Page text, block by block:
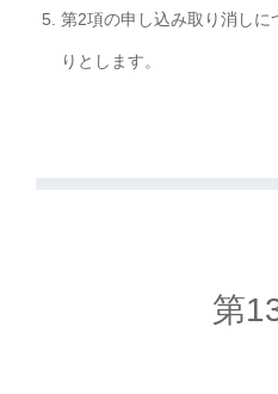
第2項の申し込み取り消し
りとします。
第